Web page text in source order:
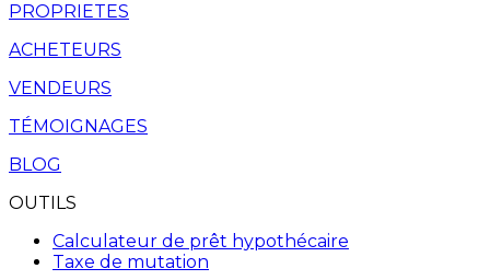
PROPRIETES
ACHETEURS
VENDEURS
TÉMOIGNAGES
BLOG
OUTILS
Calculateur de prêt hypothécaire
Taxe de mutation